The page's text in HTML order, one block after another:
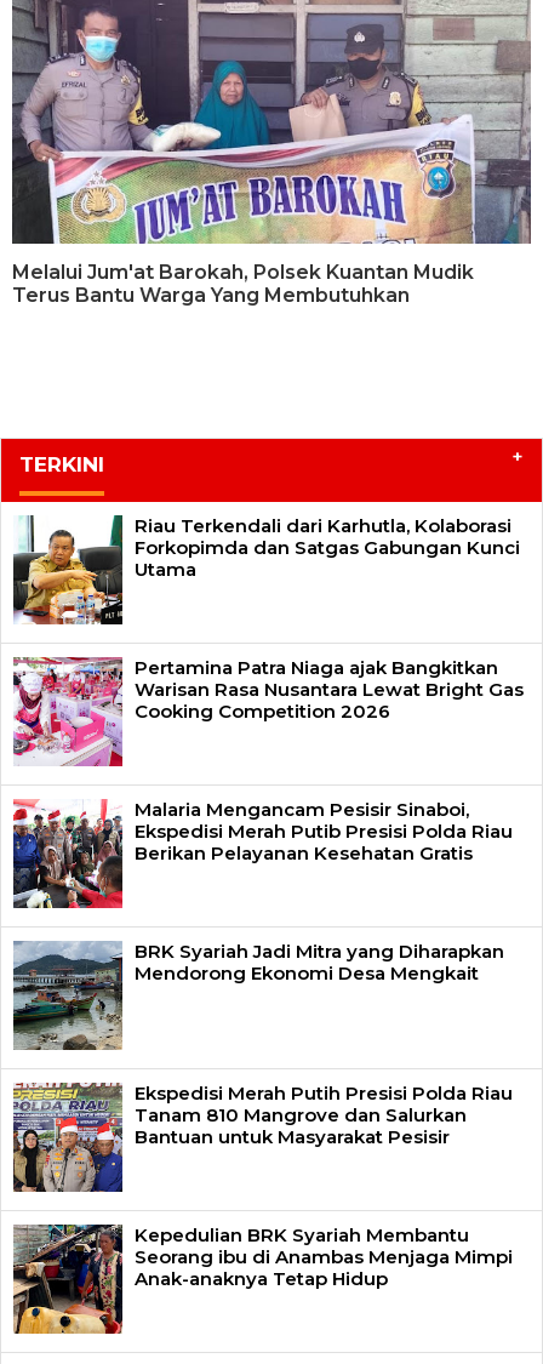
Melalui Jum'at Barokah, Polsek Kuantan Mudik
Terus Bantu Warga Yang Membutuhkan
TERKINI +
Riau Terkendali dari Karhutla, Kolaborasi
Forkopimda dan Satgas Gabungan Kunci
Utama
Pertamina Patra Niaga ajak Bangkitkan
Warisan Rasa Nusantara Lewat Bright Gas
Cooking Competition 2026
Malaria Mengancam Pesisir Sinaboi,
Ekspedisi Merah Putib Presisi Polda Riau
Berikan Pelayanan Kesehatan Gratis
BRK Syariah Jadi Mitra yang Diharapkan
Mendorong Ekonomi Desa Mengkait
Ekspedisi Merah Putih Presisi Polda Riau
Tanam 810 Mangrove dan Salurkan
Bantuan untuk Masyarakat Pesisir
Kepedulian BRK Syariah Membantu
Seorang ibu di Anambas Menjaga Mimpi
Anak-anaknya Tetap Hidup